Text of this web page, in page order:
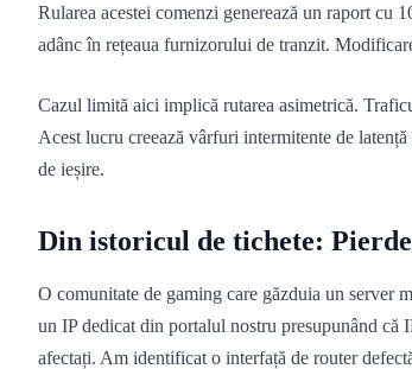
Rularea acestei comenzi generează un raport cu
adânc în rețeaua furnizorului de tranzit.
Cazul limită aici implică rutarea asimetrică.
Acest lucru creează vârfuri intermitente de
de ieșire.
Din istoricul de tichete:
O comunitate de gaming care găzduia un server
un IP dedicat din portalul nostru presupunând că
afectați. Am identificat o interfață de router